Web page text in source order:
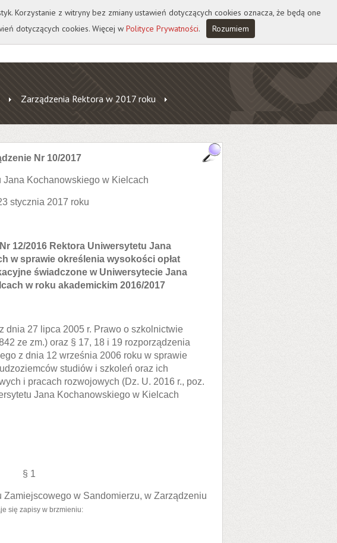
A A
Zarządzenia Rektora w 2017 roku
Nr 10/2017
Jana Kochanowskiego w Kielcach
stycznia 2017 roku
12/2016 Rektora Uniwersytetu Jana
w sprawie określenia wysokości opłat
świadczone w Uniwersytecie Jana
w roku akademickim 2016/2017
dnia 27 lipca 2005 r. Prawo o szkolnictwie
ze zm.) oraz § 17, 18 i 19 rozporządzenia
z dnia 12 września 2006 roku w sprawie
studiów i szkoleń oraz ich
i pracach rozwojowych (Dz. U. 2016 r., poz.
Jana Kochanowskiego w Kielcach
§ 1
Zamiejscowego w Sandomierzu, w Zarządzeniu
się zapisy w brzmieniu:
Korzystanie z witryny bez zmiany ustawień dotyczących cookies oznacza, że będą one
dotyczących cookies. Więcej w Polityce Prywatności. Rozumiem